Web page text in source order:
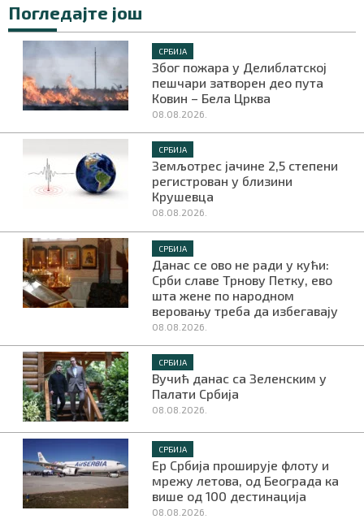
Погледајте још
СРБИЈА
Због пожара у Делиблатској
пешчари затворен део пута
Ковин – Бела Црква
08.08.2026.
СРБИЈА
Земљотрес јачине 2,5 степени
регистрован у близини
Крушевца
08.08.2026.
СРБИЈА
Данас се ово не ради у кући:
Срби славе Трнову Петку, ево
шта жене по народном
веровању треба да избегавају
08.08.2026.
СРБИЈА
Вучић данас са Зеленским у
Палати Србија
08.08.2026.
СРБИЈА
Ер Србија проширује флоту и
мрежу летова, од Београда ка
више од 100 дестинација
08.08.2026.